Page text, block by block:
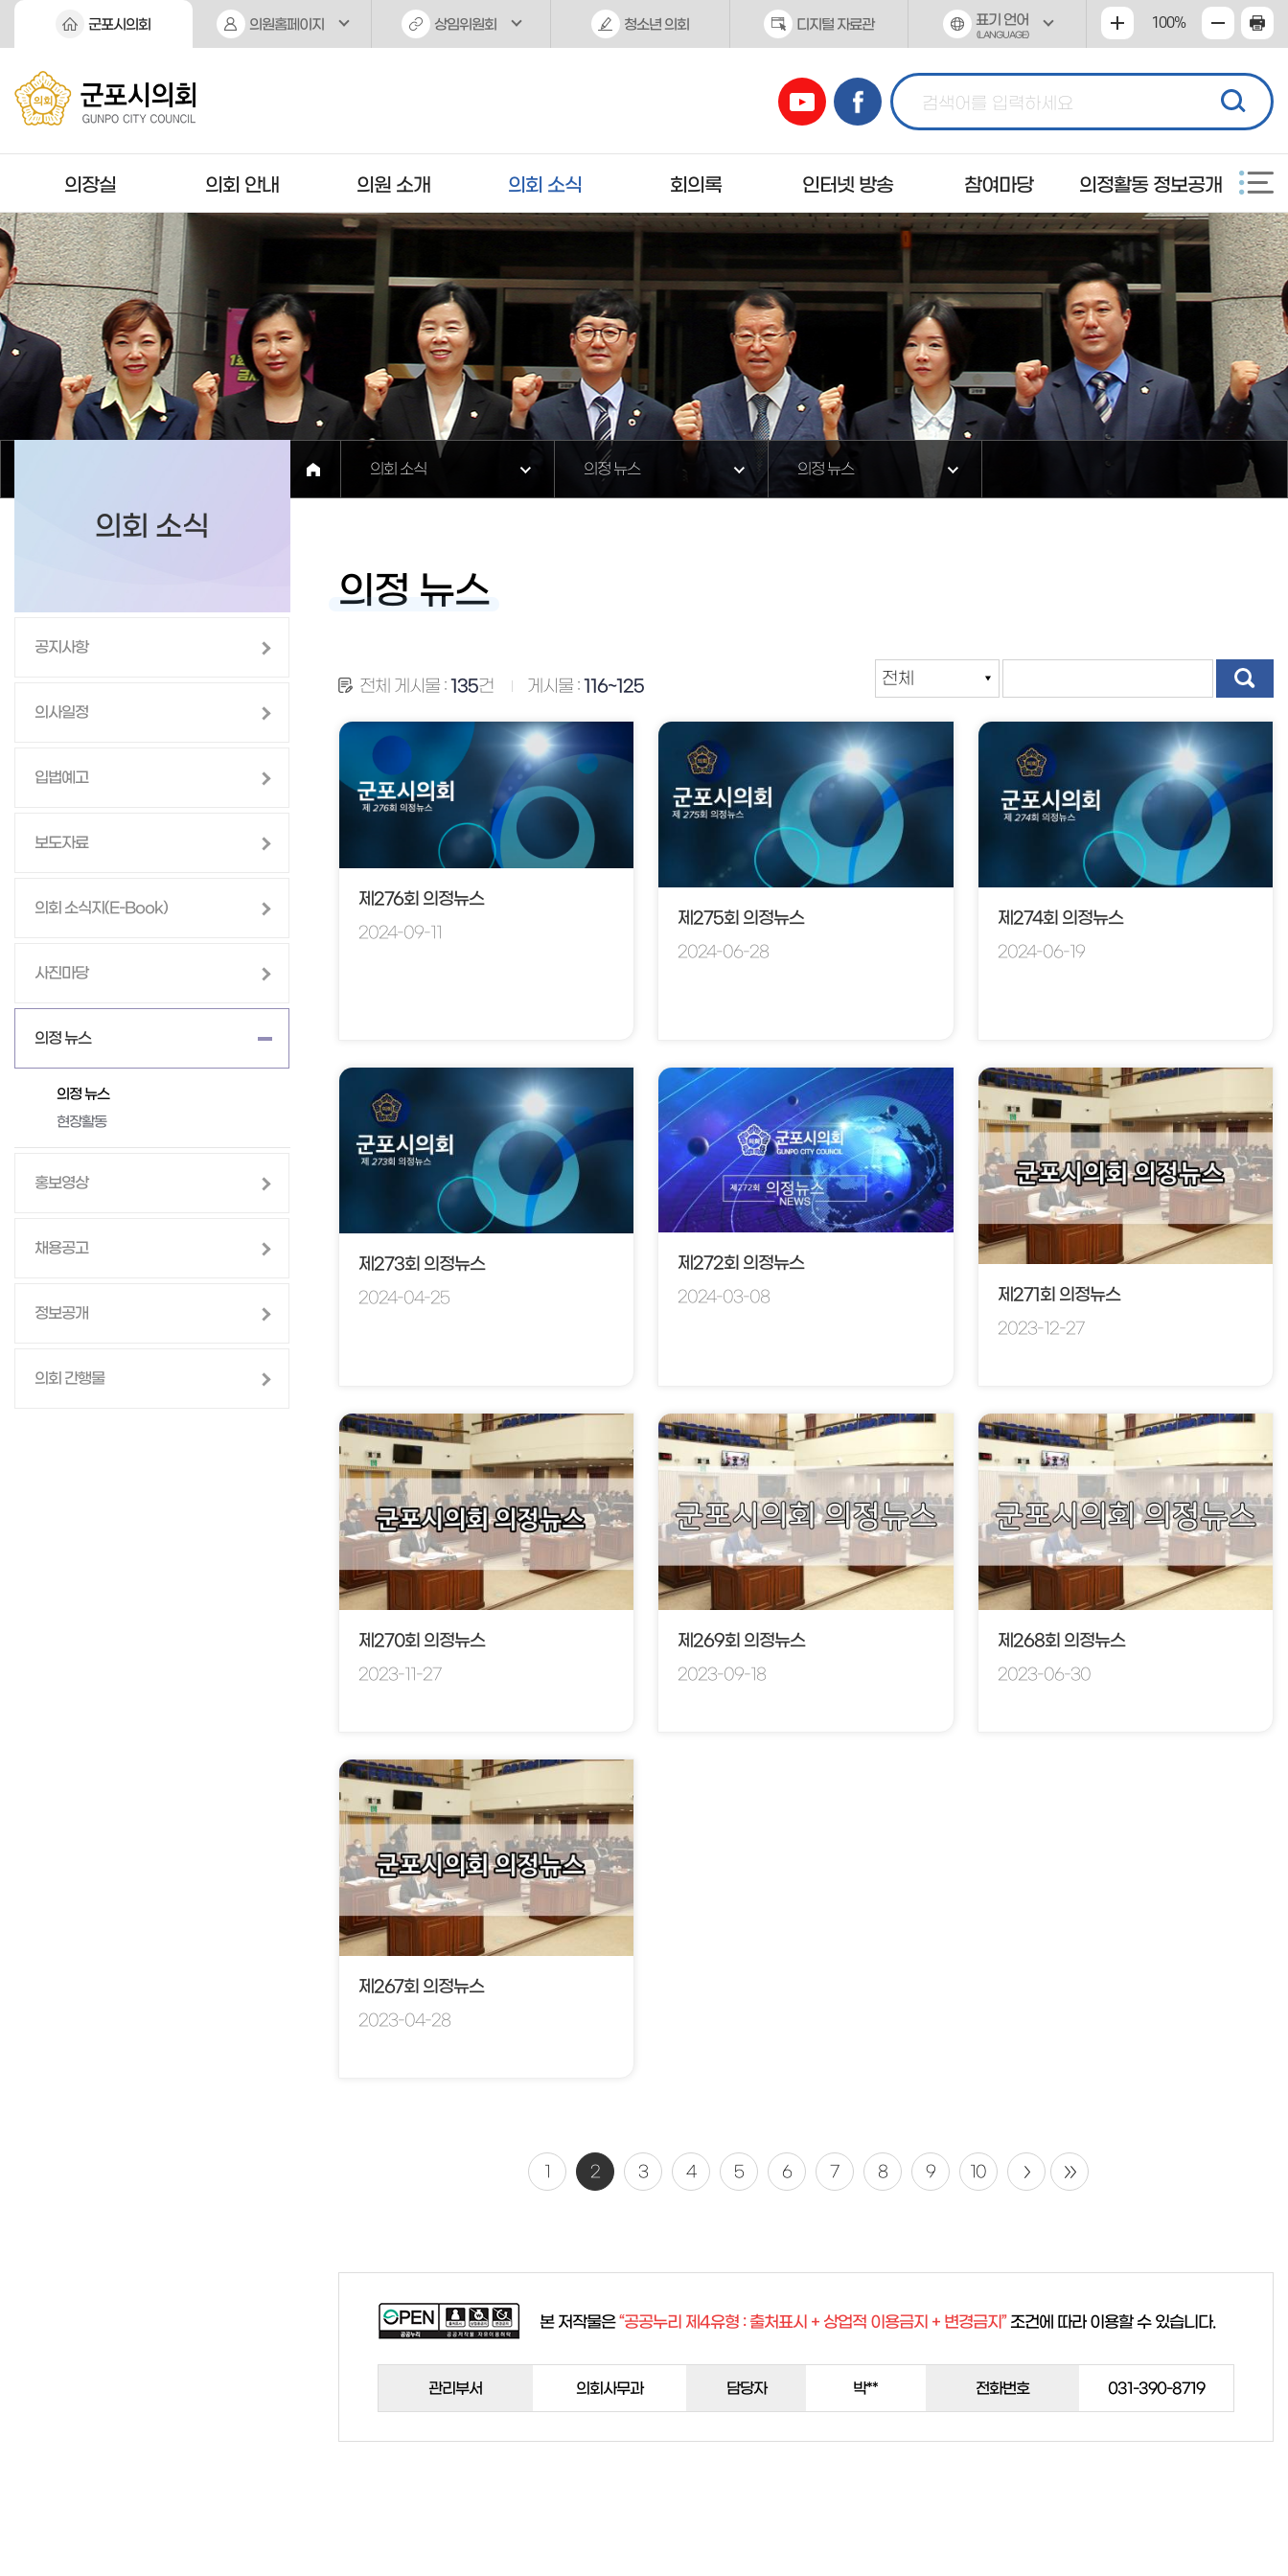
본문바로가기
군포시의회 의원홈페이지 상임위원회 청소년 의회 디지털 자료관 표기 언어
(LANGUAGE)
100%
의장실 의회 안내 의원 소개 의회 소식 회의록 인터넷 방송 참여마당 의정활동 정보공개
의회 소식 의정 뉴스 의정 뉴스
의회 소식
공지사항
의사일정
입법예고
보도자료
의회 소식지(E-Book)
사진마당
의정 뉴스
의정 뉴스
현장활동
홍보영상
채용공고
정보공개
의회 간행물
의정 뉴스
전체 게시물 : 135건 게시물 : 116~125
제276회 의정뉴스
2024-09-11
제275회 의정뉴스
2024-06-28
제274회 의정뉴스
2024-06-19
제273회 의정뉴스
2024-04-25
제272회 의정뉴스
2024-03-08 제271회 의정뉴스
2023-12-27
제270회 의정뉴스
2023-11-27
제269회 의정뉴스
2023-09-18
제268회 의정뉴스
2023-06-30
제267회 의정뉴스
2023-04-28
1 2 3 4 5 6 7 8 9 10
본 저작물은“공공누리 제4유형 : 출처표시 + 상업적 이용금지 + 변경금지”조건에 따라 이용할 수 있습니다.
관리부서 의회사무과 담당자 박** 전화번호 031-390-8719